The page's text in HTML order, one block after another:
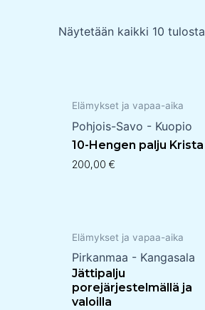
Näytetään kaikki 10 tulosta
Elämykset ja vapaa-aika
Pohjois-Savo - Kuopio
10-Hengen palju Krista
200,00€
Elämykset ja vapaa-aika
Pirkanmaa - Kangasala
Jättipalju
porejärjestelmällä ja
valoilla